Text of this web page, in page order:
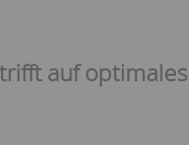
auf optimales